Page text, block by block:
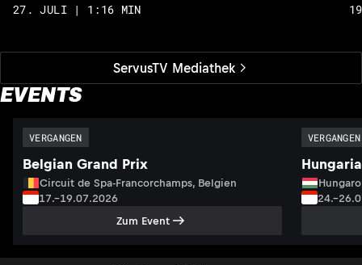
ServusTV Mediathek
27. JULI | 1:16 MIN
EVENTS
VERGANGEN
Belgian Grand Prix
Circuit de Spa-Francorchamps, Belgien
17.–19.07.2026
Zum Event
VERGANGEN